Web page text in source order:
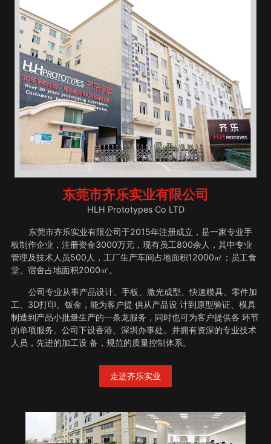
东莞市齐乐实业有限公司
HLH Prototypes Co LTD
东莞市齐乐实业有限公司于2015年注册成立，是一家专业手
板制作企业，注册资金3000万元，现有员工800余人，其中专业
管理及技术人员500人，工厂生产车间占地面积12000㎡；员工食
堂、宿舍占地面积2000㎡。
公司专业从事产品设计、手板、激光成型、快速模具、零件加
工、3D打印、钣金，能为客户提 供从产品设 计到原型验证、模具
制造到产品小批量生产的一条龙服务，同时也可为客户提供各 环节
的单项服务。公司下设香港、深圳办事处。并拥有资深的专业技术
人员，先进的加工设 备，规范的质量控制体系。
走进齐乐实业